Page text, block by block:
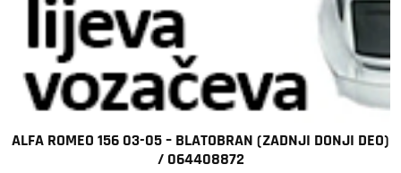
ALFA ROMEO 156 03-05 – BLATOBRAN (ZADNJI DONJI DEO)
/ 064408872